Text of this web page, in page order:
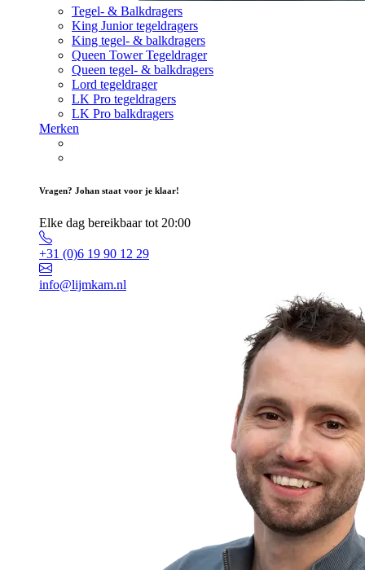
Tegel- & Balkdragers
King Junior tegeldragers
King tegel- & balkdragers
Queen Tower Tegeldrager
Queen tegel- & balkdragers
Lord tegeldrager
LK Pro tegeldragers
LK Pro balkdragers
Merken
Vragen? Johan staat voor je klaar!
Elke dag bereikbaar tot 20:00
+31 (0)6 19 90 12 29
info@lijmkam.nl